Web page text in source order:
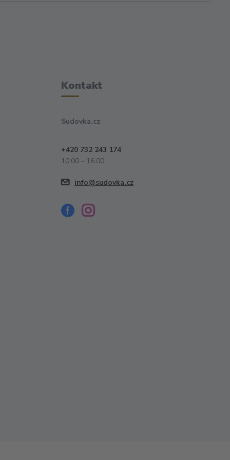
Kontakt
Sudovka.cz
+420 732 243 174
10:00 - 16:00
info@sudovka.cz